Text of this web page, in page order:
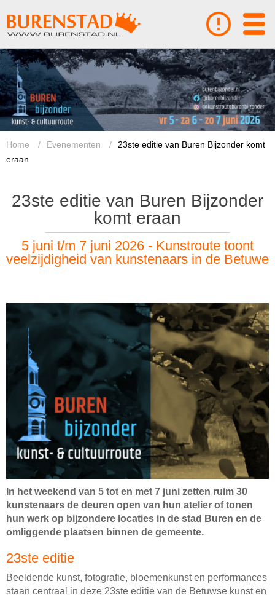
Home / Evenementen /
23ste editie van Buren Bijzonder komt
eraan
23ste editie van Buren Bijzonder
komt eraan
5 juni t/m 7 juni 2026 - Kunstroute toont
veelzijdigheid van kunstenaars in de Betuwe
In het weekend van 5 tot en met 7 juni zetten ruim 30
kunstenaars de deuren open van hun atelier of tonen
hun werk op bijzondere locaties in de stad Buren en de
omliggende plaatsen binnen de gemeente.
23ste editie
Beeldende kunst, fotografie, bloemenkunst en performances
staan centraal in deze 23ste editie van de Betuwse kunst en